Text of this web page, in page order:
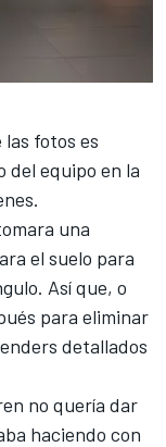
fotos es
del equipo en la
una
el suelo para
Así que, o
para eliminar
detallados
no quería dar
haciendo con